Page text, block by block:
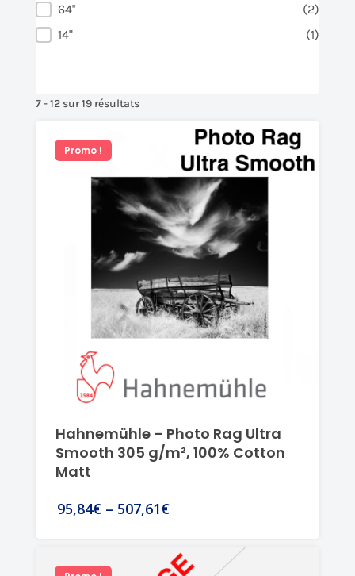
64''
(2)
14"
(1)
7 - 12 sur 19 résultats
Promo !
Hahnemühle – Photo Rag Ultra
Smooth 305 g/m², 100% Cotton
Matt
95,84€ – 507,61€